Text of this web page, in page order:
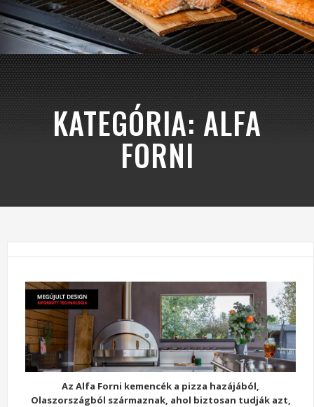
KATEGÓRIA: ALFA
FORNI
Az Alfa Forni kemencék a pizza hazájából,
Olaszországból származnak, ahol biztosan tudják azt,